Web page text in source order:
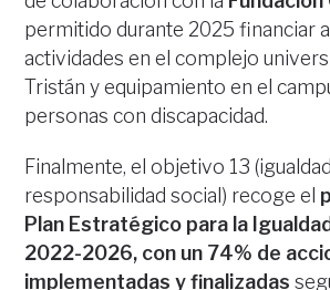
permitido durante 2025 financiar
actividades en el complejo
Tristán y equipamiento en el
personas con discapacidad.
Finalmente, el objetivo 13
responsabilidad social) recoge el
Plan Estratégico para la
2022-2026, con un 74% de
implementadas y finalizadas